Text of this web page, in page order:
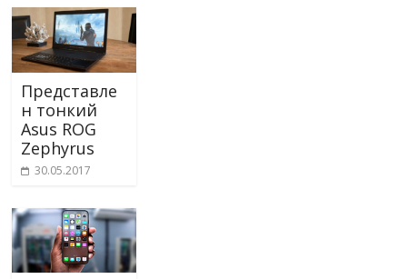
Представле
н тонкий
Asus ROG
Zephyrus
30.05.2017